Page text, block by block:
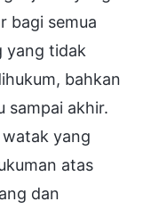
bagi semua
yang tidak
bahkan
sampai akhir.
yang
atas
dan